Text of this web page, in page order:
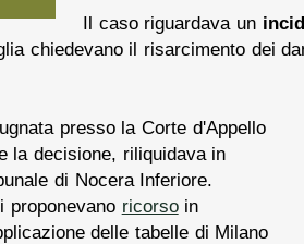
Il caso riguardava un
chiedevano il risarcimento dei
presso la Corte d'Appello
la decisione, riliquidava in
di Nocera Inferiore.
proponevano ricorsoin
delle tabelle di Milano